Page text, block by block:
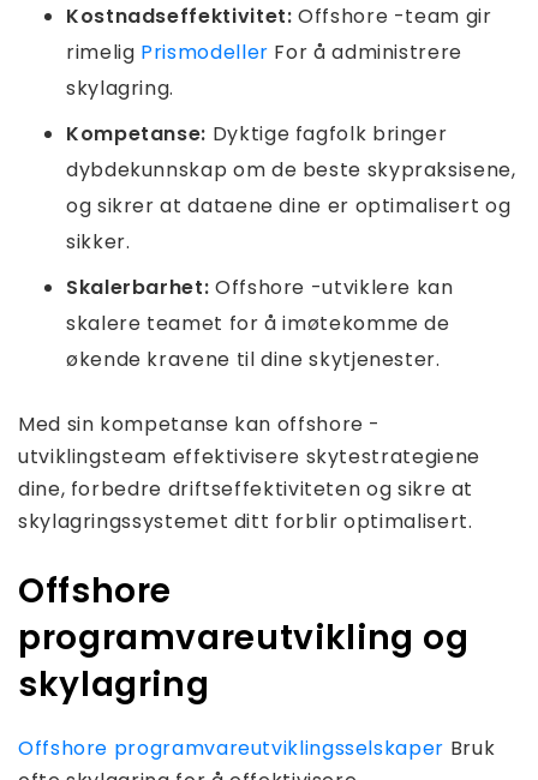
Kostnadseffektivitet:Offshore -team gir
rimelig Prismodeller For å administrere
skylagring.
Kompetanse: Dyktige fagfolk bringer
dybdekunnskap om de beste skypraksisene,
og sikrer at dataene dine er optimalisert og
sikker.
Skalerbarhet: Offshore -utviklere kan
skalere teamet for å imøtekomme de
økende kravene til dine skytjenester.
Med sin kompetanse kan offshore -
utviklingsteam effektivisere skytestrategiene
dine, forbedre driftseffektiviteten og sikre at
skylagringssystemet ditt forblir optimalisert.
Offshore
programvareutvikling og
skylagring
Offshore programvareutviklingsselskaper Bruk